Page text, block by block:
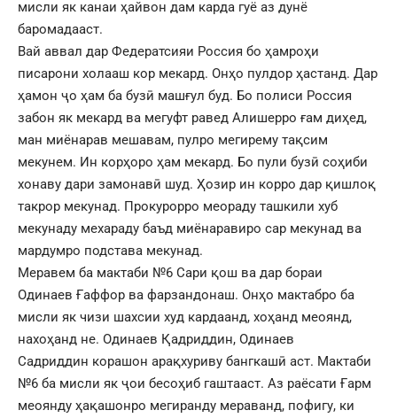
мисли як канаи ҳайвон дам карда гуё аз дунё
баромадааст.
Вай аввал дар Федератсияи Россия бо ҳамроҳи
писарони холааш кор мекард. Онҳо пулдор ҳастанд. Дар
ҳамон ҷо ҳам ба бузӣ машғул буд. Бо полиси Россия
забон як мекард ва мегуфт равед Алишерро ғам диҳед,
ман миёнарав мешавам, пулро мегирему тақсим
мекунем. Ин корҳоро ҳам мекард. Бо пули бузӣ соҳиби
хонаву дари замонавӣ шуд. Ҳозир ин корро дар қишлоқ
такрор мекунад. Прокурорро меораду ташкили хуб
мекунаду мехараду баъд миёнаравиро сар мекунад ва
мардумро подстава мекунад.
Меравем ба мактаби №6 Сари қош ва дар бораи
Одинаев Ғаффор ва фарзандонаш. Онҳо мактабро ба
мисли як чизи шахсии худ кардаанд, хоҳанд меоянд,
нахоҳанд не. Одинаев Қадриддин, Одинаев
Садриддин корашон арақхуриву бангкашӣ аст. Мактаби
№6 ба мисли як ҷои бесоҳиб гаштааст. Аз раёсати Ғарм
меоянду ҳақашонро мегиранду мераванд, пофигу, ки